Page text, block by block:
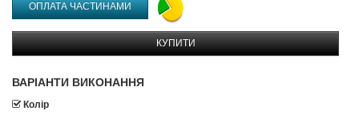
ОПЛАТА ЧАСТИНАМИ
КУПИТИ
ВАРІАНТИ ВИКОНАННЯ
Колір